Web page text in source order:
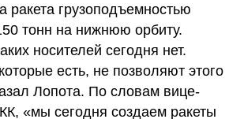
ракета грузоподъемностью
тонн на нижнюю орбиту.
носителей сегодня нет.
есть, не позволяют этого
Лопота. По словам вице-
«мы сегодня создаем ракеты